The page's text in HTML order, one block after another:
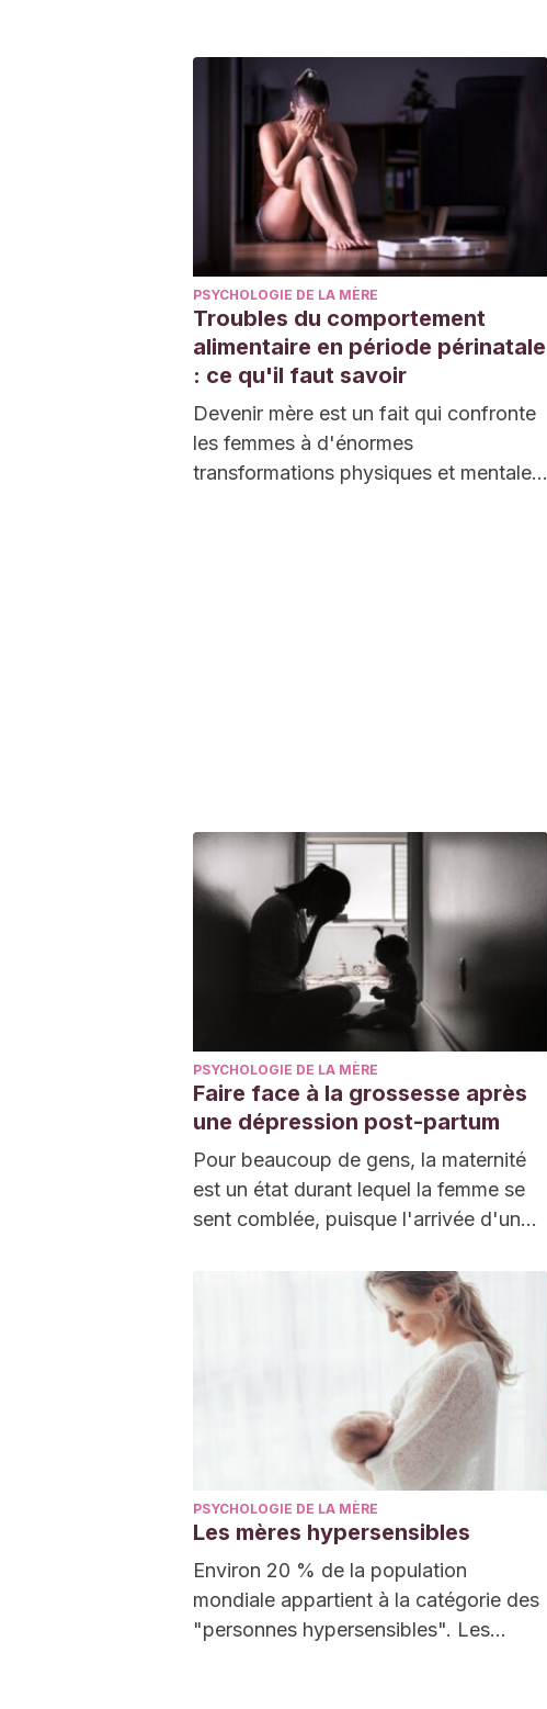
PSYCHOLOGIE DE LA MÈRE
Troubles du comportement
alimentaire en période périnatale
: ce qu'il faut savoir
Devenir mère est un fait qui confronte
les femmes à d'énormes
transformations physiques et mentales.
PSYCHOLOGIE DE LA MÈRE
Faire face à la grossesse après
une dépression post-partum
Pour beaucoup de gens, la maternité
est un état durant lequel la femme se
sent comblée, puisque l'arrivée d'un
PSYCHOLOGIE DE LA MÈRE
Les mères hypersensibles
Environ 20 % de la population
mondiale appartient à la catégorie des
"personnes hypersensibles". Les